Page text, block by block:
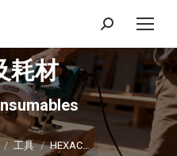
搜
索：
耗材
里：
工具 HEXAC…